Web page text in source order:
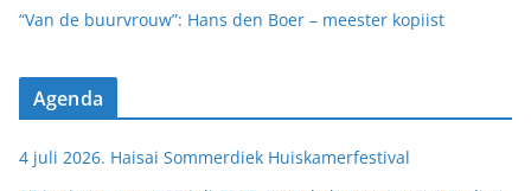
“Van de buurvrouw”: Hans den Boer – meester kopiist
Agenda
4 juli 2026. Haisai Sommerdiek Huiskamerfestival